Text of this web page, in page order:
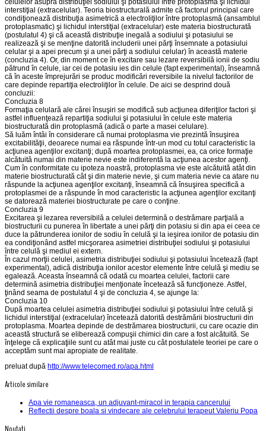
celulelor asupra distribuţiei sodiului şi potasiului între protoplasmă şi lichidul
interstiţial (extracelular). Teoria biostructurală admite că factorul principal care
condiţionează distribuţia asimetrică a electroliţilor între protoplasmă (ansamblul
protoplasmatic) şi lichidul interstiţial (extracelular) este materia biostructurată
(postulatul 4) şi că această distribuţie inegală a sodiului şi potasiului se
realizează şi se menţine datorită includerii unei părţi însemnate a potasiului
celular şi a apei precum şi a unei părţi a sodiului celular) în această materie
(concluzia 4). Or, din moment ce în excitare sau lezare reversibilă ionii de sodiu
pătrund în celule, iar cei de potasiu ies din celule (fapt experimental), înseamnă
că în aceste împrejurări se produc modificări reversibile la nivelul factorilor de
care depinde repartiţia electroliţilor în celule. De aici se desprind două
concluzii:
Concluzia 8
Formaţia celulară ale cărei însuşiri se modifică sub acţiunea diferiţilor factori şi
astfel influenţează repartiţia sodiului şi potasiului în celule este materia
biostructurată din protoplasmă (adică o parte a masei celulare).
Să luăm întâi în considerare că numai protoplasma vie prezintă însuşirea
excitabilităţii, deoarece numai ea răspunde într-un mod cu totul caracteristic la
acţiunea agenţilor excitanţi; după moartea protoplasmei, ea, ca orice formaţie
alcătuită numai din materie nevie este indiferentă la acţiunea acestor agenţi.
Cum în conformitate cu ipoteza noastră, protoplasma vie este alcătuită atât din
materie biostructurată cât şi din materie nevie, şi cum materia nevie ca atare nu
răspunde la acţiunea agenţilor excitanţi, înseamnă că însuşirea specifică a
protoplasmei de a răspunde în mod caracteristic la acţiunea agenţilor excitanţi
se datorează materiei biostructurate pe care o conţine.
Concluzia 9
Excitarea şi lezarea reversibilă a celulei determină o destrămare parţială a
biostructurii cu punerea în libertate a unei părţi din potasiu si din apa ei ceea ce
duce la pătrunderea ionilor de sodiu în celulă şi la ieşirea ionilor de potasiu din
ea condiţionând astfel micşorarea asimetriei distribuţiei sodiului şi potasiului
între celulă şi mediul ei extern.
În cazul morţii celulei, asimetria distribuţiei sodiului şi potasiului încetează (fapt
experimental), adică distribuţia ionilor acestor elemente între celulă şi mediu se
egalează. Aceasta înseamnă că odată cu moartea celulei, factorii care
determină asimetria distribuţiei menţionate încetează să funcţioneze. Astfel,
ţinând seama de postulatul 4 şi de concluzia 4, se ajunge la:
Concluzia 10
După moartea celulei asimetria distribuţiei sodiului şi potasiului între celulă şi
lichidul interstiţial (extracelular) încetează datorită destrămării biostructurii din
protoplasma. Moartea depinde de destrămarea biostructurii, cu care ocazie din
această structură se eliberează compuşii chimici din care a fost alcătuită. Se
înţelege că explicaţiile sunt cu atât mai juste cu cât postulatele teoriei pe care o
acceptăm sunt mai apropiate de realitate.
preluat după http://www.telecomed.ro/apa.html
Articole similare
Apa vie romaneasca, un adjuvant-miracol in terapia cancerului
Reflectii despre boala si vindecare ale celebrului terapeut Valeriu Popa